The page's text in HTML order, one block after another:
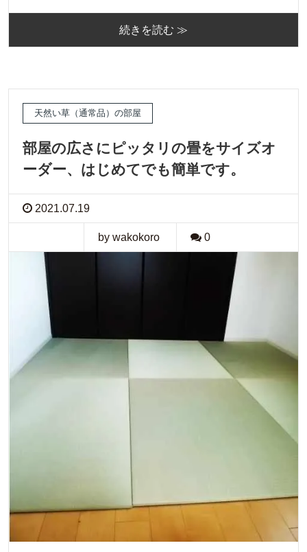
続きを読む ≫
天然い草（通常品）の部屋
部屋の広さにピッタリの畳をサイズオ
ーダー、はじめてでも簡単です。
2021.07.19
by wakokoro 0